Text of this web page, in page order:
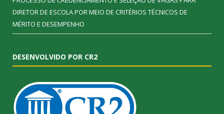
DIRETOR DE ESCOLA POR MEIO DE CRITÉRIOS TÉCNICOS DE
MÉRITO E DESEMPENHO
DESENVOLVIDO POR CR2